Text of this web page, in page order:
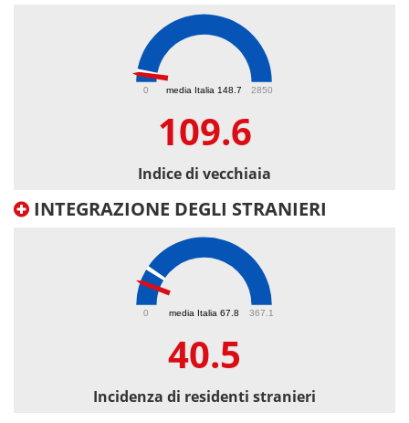
media Italia 148.7
0 2850
109.6
Indice di vecchiaia
INTEGRAZIONE DEGLI STRANIERI
media Italia 67.8
0 367.1
40.5
Incidenza di residenti stranieri